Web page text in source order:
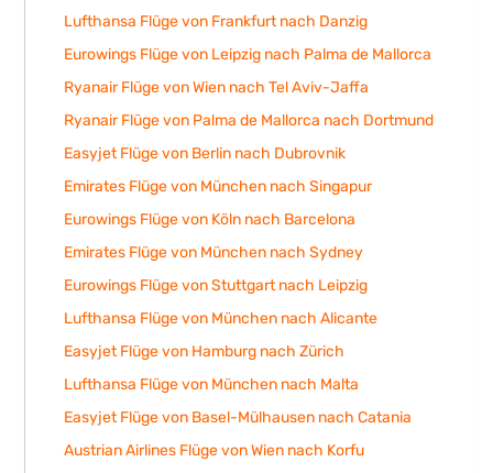
Lufthansa Flüge von Frankfurt nach Danzig
Eurowings Flüge von Leipzig nach Palma de Mallorca
Ryanair Flüge von Wien nach Tel Aviv-Jaffa
Ryanair Flüge von Palma de Mallorca nach Dortmund
Easyjet Flüge von Berlin nach Dubrovnik
Emirates Flüge von München nach Singapur
Eurowings Flüge von Köln nach Barcelona
Emirates Flüge von München nach Sydney
Eurowings Flüge von Stuttgart nach Leipzig
Lufthansa Flüge von München nach Alicante
Easyjet Flüge von Hamburg nach Zürich
Lufthansa Flüge von München nach Malta
Easyjet Flüge von Basel-Mülhausen nach Catania
Austrian Airlines Flüge von Wien nach Korfu